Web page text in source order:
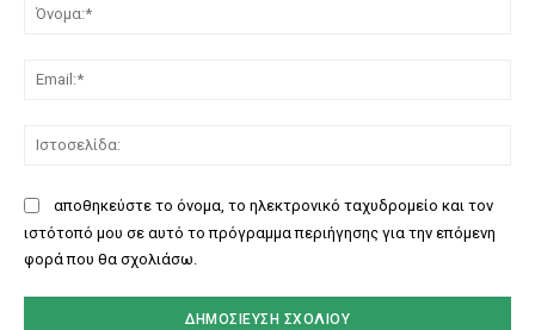
αποθηκεύστε το όνομα, το ηλεκτρονικό ταχυδρομείο και τον
ιστότοπό μου σε αυτό το πρόγραμμα περιήγησης για την επόμενη
φορά που θα σχολιάσω.